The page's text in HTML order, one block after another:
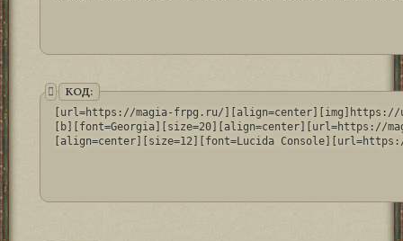
КОД:
[url=https://magia-frpg.ru/
[b][font=Georgia][size=20][align=center][url=https://
[align=center][size=12][font=Lucida